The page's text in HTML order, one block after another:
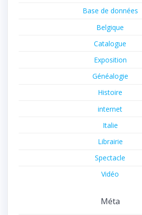
Base de données
Belgique
Catalogue
Exposition
Généalogie
Histoire
internet
Italie
Librairie
Spectacle
Vidéo
Méta